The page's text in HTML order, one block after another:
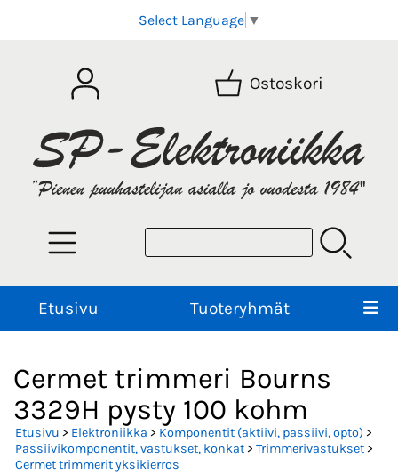
Select Language ▼
Ostoskori
Etusivu Tuoteryhmät
Cermet trimmeri Bourns
3329H pysty 100 kohm
Etusivu > Elektroniikka > Komponentit (aktiivi, passiivi, opto) >
Passiivikomponentit, vastukset, konkat> Trimmerivastukset>
Cermet trimmerit yksikierros